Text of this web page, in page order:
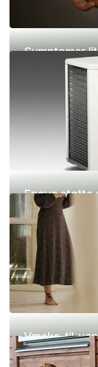
Symptomer
Enova støtte
2026
Væske-til-
guide (pris,